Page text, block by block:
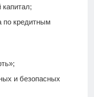
по кредитным
и безопасных